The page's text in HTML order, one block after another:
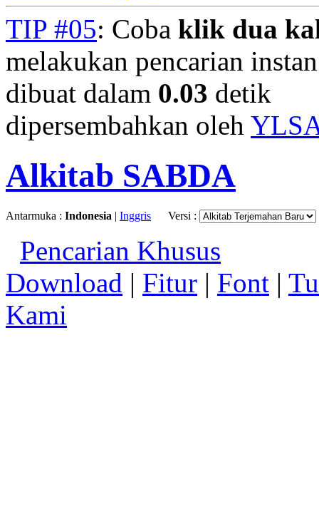
TIP #05: Coba klik dua
melakukan pencarian
dibuat dalam 0.03 detik
dipersembahkan oleh
Alkitab SABDA
Antarmuka : Indonesia | Inggris Versi :
Pencarian Khusus
Download | Fitur | Font |
Kami